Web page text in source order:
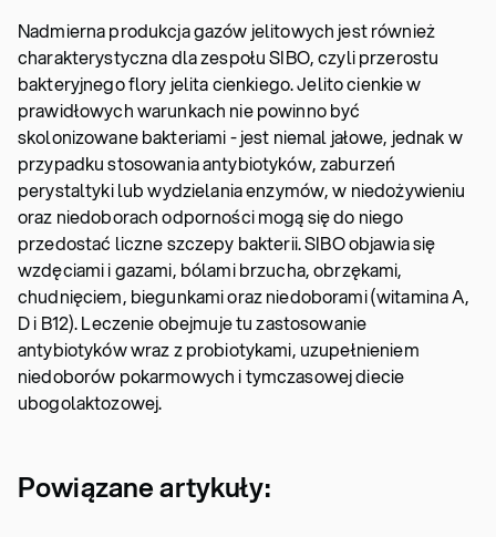
Nadmierna produkcja gazów jelitowych jest również
charakterystyczna dla zespołu SIBO, czyli przerostu
bakteryjnego flory jelita cienkiego. Jelito cienkie w
prawidłowych warunkach nie powinno być
skolonizowane bakteriami - jest niemal jałowe, jednak w
przypadku stosowania antybiotyków, zaburzeń
perystaltyki lub wydzielania enzymów, w niedożywieniu
oraz niedoborach odporności mogą się do niego
przedostać liczne szczepy bakterii. SIBO objawia się
wzdęciami i gazami, bólami brzucha, obrzękami,
chudnięciem, biegunkami oraz niedoborami (witamina A,
D i B12). Leczenie obejmuje tu zastosowanie
antybiotyków wraz z probiotykami, uzupełnieniem
niedoborów pokarmowych i tymczasowej diecie
ubogolaktozowej.
Powiązane artykuły: